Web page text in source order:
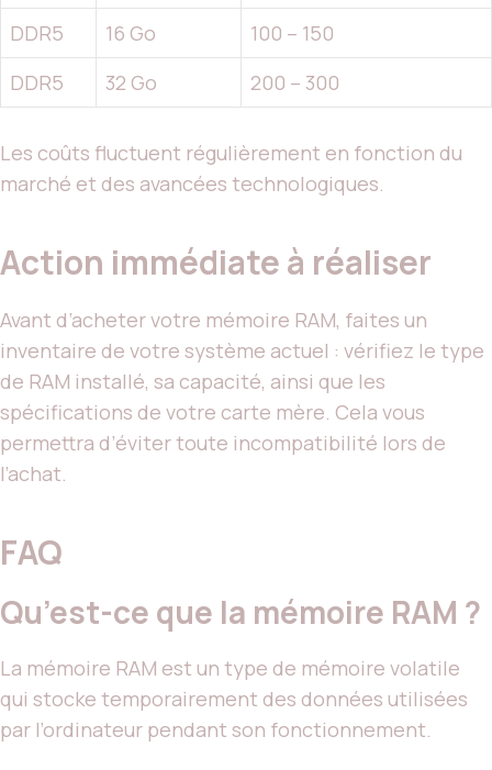
DDR5
16 Go
100 – 150
DDR5
32 Go 200 – 300
Les coûts fluctuent régulièrement en fonction du
marché et des avancées technologiques.
Action immédiate à réaliser
Avant d’acheter votre mémoire RAM, faites un
inventaire de votre système actuel : vérifiez le type
de RAM installé, sa capacité, ainsi que les
spécifications de votre carte mère. Cela vous
permettra d’éviter toute incompatibilité lors de
l’achat.
FAQ
Qu’est-ce que la mémoire RAM ?
La mémoire RAM est un type de mémoire volatile
qui stocke temporairement des données utilisées
par l’ordinateur pendant son fonctionnement.